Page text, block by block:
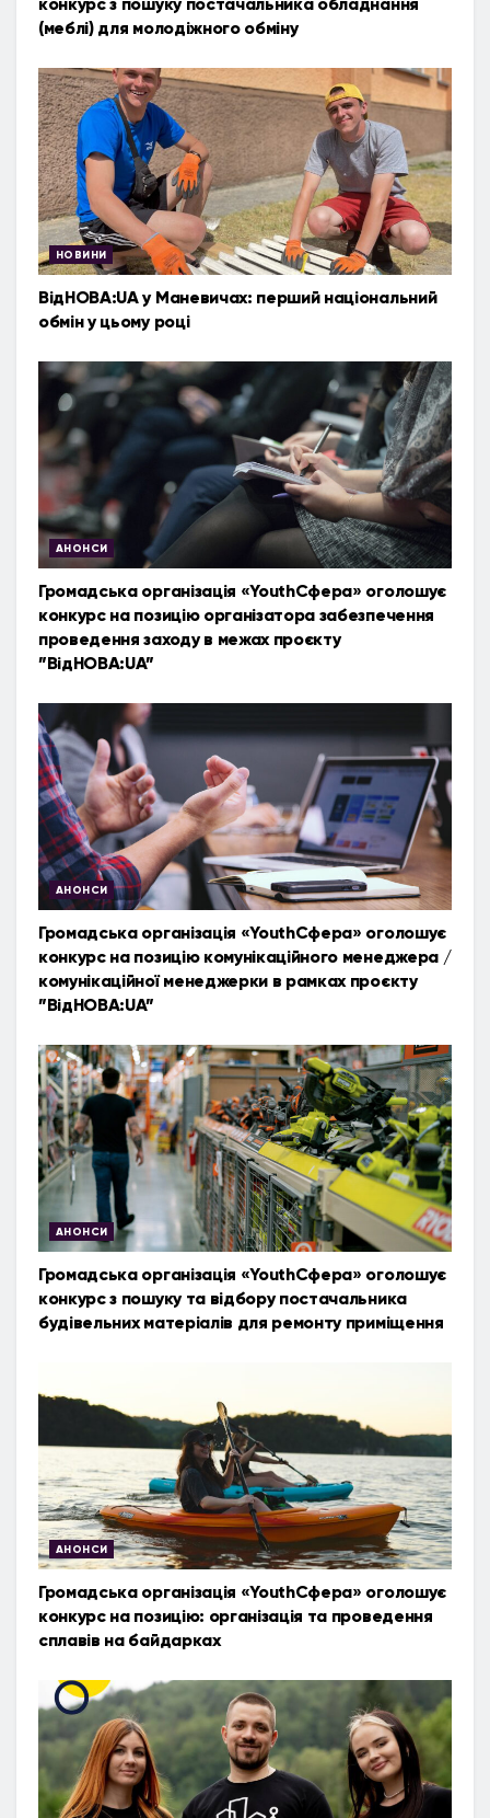
(меблі) для молодіжного обміну
НОВИНИ
ВідНОВА:UA у Маневичах: перший національний
обмін у цьому році
АНОНСИ
Громадська організація «YouthСфера» оголошує
конкурс на позицію організатора забезпечення
проведення заходу в межах проєкту
”ВідНОВА:UA”
АНОНСИ
Громадська організація «YouthСфера» оголошує
конкурс на позицію комунікаційного менеджера /
комунікаційної менеджерки в рамках проєкту
”ВідНОВА:UA”
АНОНСИ
Громадська організація «YouthСфера» оголошує
конкурс з пошуку та відбору постачальника
будівельних матеріалів для ремонту приміщення
АНОНСИ
Громадська організація «YouthСфера» оголошує
конкурс на позицію: організація та проведення
сплавів на байдарках